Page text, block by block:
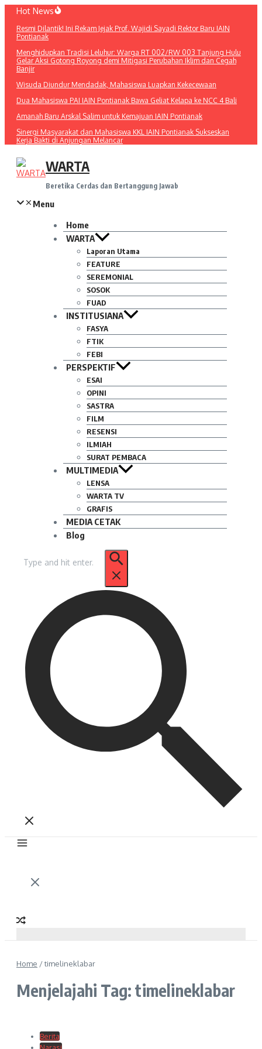
Lewati
konten
Hot News
Resmi Dilantik! Ini Rekam Jejak Prof. Wajidi Sayadi Rektor Baru IAIN
Pontianak
Menghidupkan Tradisi Leluhur: Warga RT 002/RW 003 Tanjung Hulu
Gelar Aksi Gotong Royong demi Mitigasi Perubahan Iklim dan Cegah
Banjir
Wisuda Diundur Mendadak, Mahasiswa Luapkan Kekecewaan
Dua Mahasiswa PAI IAIN Pontianak Bawa Geliat Kelapa ke NCC 4 Bali
Amanah Baru Arskal Salim untuk Kemajuan IAIN Pontianak
Sinergi Masyarakat dan Mahasiswa KKL IAIN Pontianak Sukseskan
Kerja Bakti di Anjungan Melancar
WARTA
Beretika Cerdas dan Bertanggung Jawab
Menu
Home
WARTA
Laporan Utama
FEATURE
SEREMONIAL
SOSOK
FUAD
INSTITUSIANA
FASYA
FTIK
FEBI
PERSPEKTIF
ESAI
OPINI
SASTRA
FILM
RESENSI
ILMIAH
SURAT PEMBACA
MULTIMEDIA
LENSA
WARTA TV
GRAFIS
MEDIA CETAK
Blog
untuk:
Home /timelineklabar
Menjelajahi Tag: timelineklabar
Berita
Narasi